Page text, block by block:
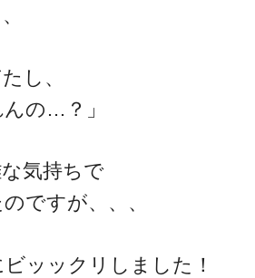
し、
の…？」
気持ちで
ですが、、、
ッックリしました！